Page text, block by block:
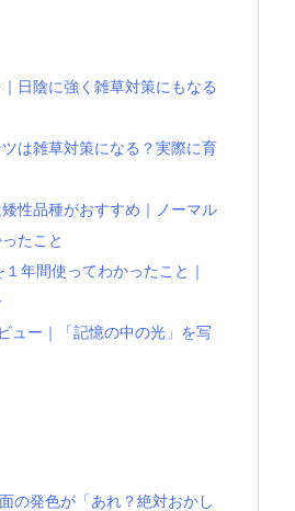
日陰に強く雑草対策にもなる
は雑草対策になる？実際に育
性品種がおすすめ｜ノーマル
たこと
年間使ってわかったこと｜
ュー｜「記憶の中の光」を写
の発色が「あれ？絶対おかし